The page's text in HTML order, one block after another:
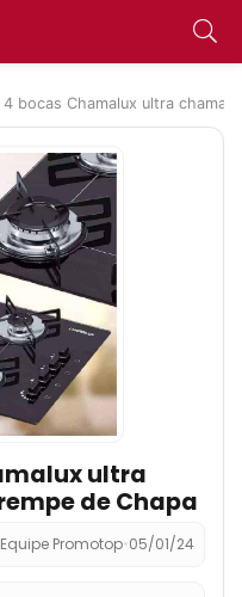
bocas Chamalux ultra chama
ultra
de Chapa
Equipe Promotop•05/01/24